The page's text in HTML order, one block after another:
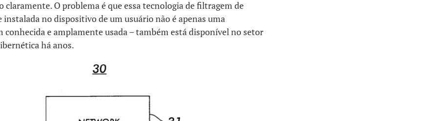
claramente. O problema é que essa tecnologia de filtragem de
instalada no dispositivo de um usuário não é apenas uma
conhecida e amplamente usada – também está disponível no setor
há anos.